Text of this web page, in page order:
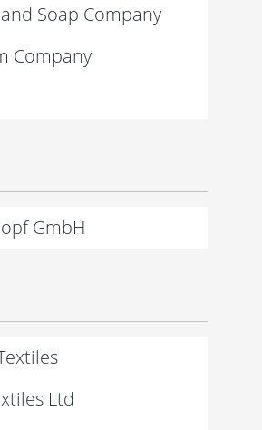
Soap Company
Company
GmbH
Ltd